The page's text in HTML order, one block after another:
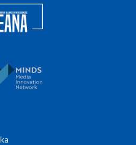
of the Balkan News Agencies